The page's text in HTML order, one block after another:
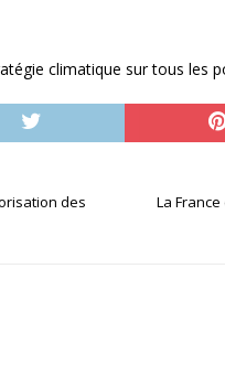
climatique sur tous les
des
La